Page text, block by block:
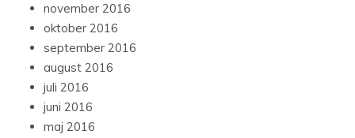
november 2016
oktober 2016
september 2016
august 2016
juli 2016
juni 2016
maj 2016